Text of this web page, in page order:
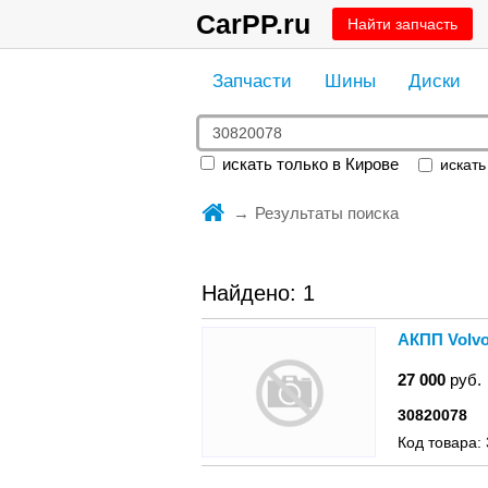
CarPP.ru Найти запчасть
Запчасти Шины Диски
искать только в Кирове
Результаты поиска
Найдено: 1
АКПП
27 000 руб.
30820078
Код товара: